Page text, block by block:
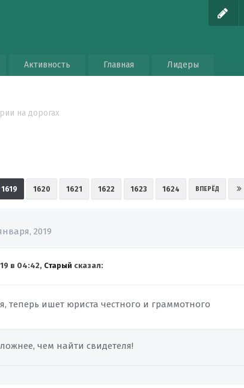
Активность Главная Лидеры
на дорогах
1619 1620 1621 1622 1623 1624 ВПЕРЁД
2019
в 04:42, Старый сказал:
теперь ишет юриста честного и граммотного
чем найти свидетеля!